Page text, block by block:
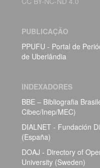
PUBLICAÇÃO
PPUFU - Portal de
de Uberlândia
INDEXADORES
BBE – Bibliografia
Cibec/Inep/MEC)
DIALNET - Fundación
(España)
DOAJ - Directory of
University (Sweden)